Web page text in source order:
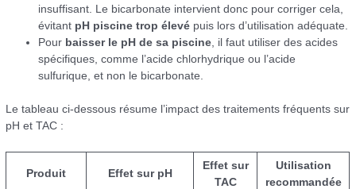
insuffisant. Le bicarbonate intervient donc pour corriger cela,
évitant pH piscine trop élevé puis lors d’utilisation adéquate.
Pour baisser le pH de sa piscine, il faut utiliser des acides
spécifiques, comme l’acide chlorhydrique ou l’acide
sulfurique, et non le bicarbonate.
Le tableau ci-dessous résume l’impact des traitements fréquents sur
pH et TAC :
Produit Effet sur pH
Effet sur
TAC
Utilisation
recommandée